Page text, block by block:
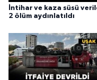
İntihar ve kaza süsü
2 ölüm aydınlatıldı